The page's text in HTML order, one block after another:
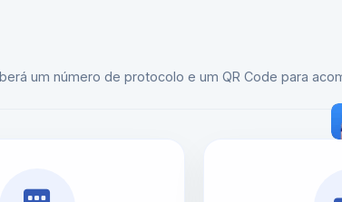
um número de protocolo e um QR Code para